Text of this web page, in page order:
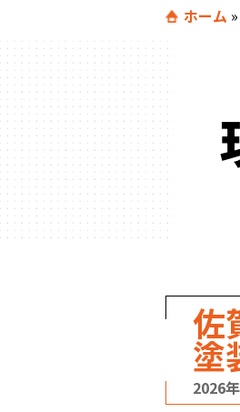
はじめて外
いる方へ
喜んでいただ
る３つの理由
ホーム »
佐
塗
2026